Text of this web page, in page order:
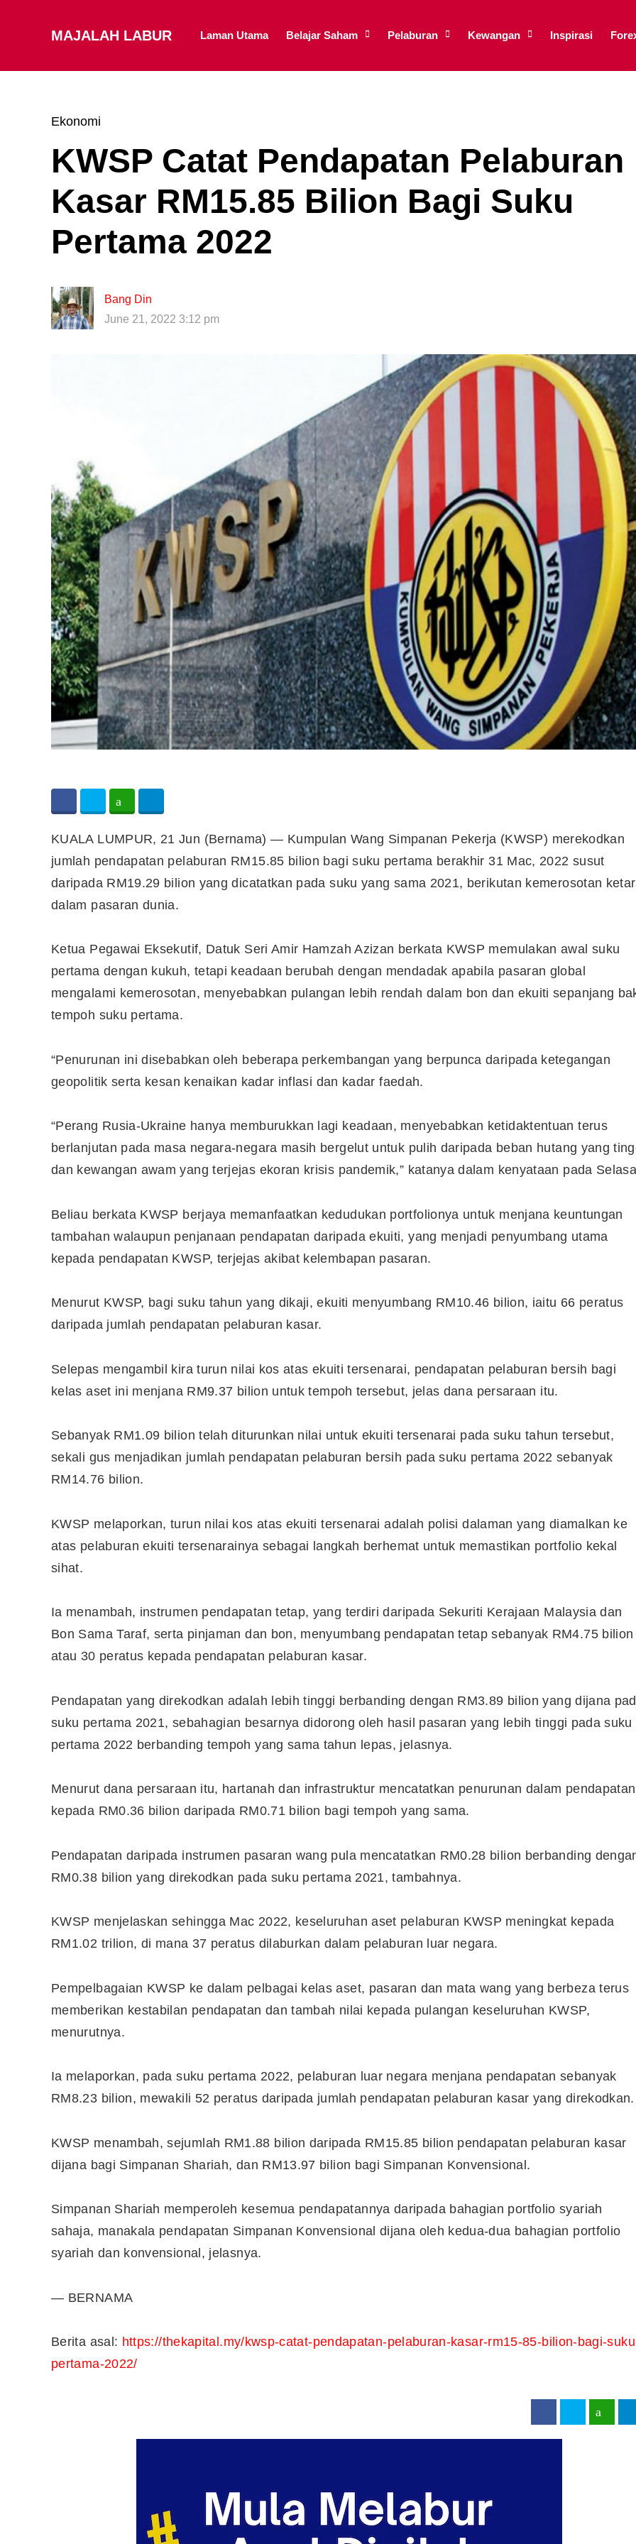
MAJALAH LABUR Laman Utama Belajar Saham Pelaburan Kewangan Inspirasi
Ekonomi
KWSP Catat Pendapatan Pelaburan
Kasar RM15.85 Bilion Bagi Suku
Pertama 2022
Bang Din
June 21, 2022 3:12 pm
KUALA LUMPUR, 21 Jun (Bernama) — Kumpulan Wang Simpanan Pekerja (KWSP) merekodkan
jumlah pendapatan pelaburan RM15.85 bilion bagi suku pertama berakhir 31 Mac, 2022 susut
daripada RM19.29 bilion yang dicatatkan pada suku yang sama 2021, berikutan kemerosotan
dalam pasaran dunia.
Ketua Pegawai Eksekutif, Datuk Seri Amir Hamzah Azizan berkata KWSP memulakan awal suku
pertama dengan kukuh, tetapi keadaan berubah dengan mendadak apabila pasaran global
mengalami kemerosotan, menyebabkan pulangan lebih rendah dalam bon dan ekuiti sepanjang
tempoh suku pertama.
“Penurunan ini disebabkan oleh beberapa perkembangan yang berpunca daripada ketegangan
geopolitik serta kesan kenaikan kadar inflasi dan kadar faedah.
“Perang Rusia-Ukraine hanya memburukkan lagi keadaan, menyebabkan ketidaktentuan terus
berlanjutan pada masa negara-negara masih bergelut untuk pulih daripada beban hutang yang
dan kewangan awam yang terjejas ekoran krisis pandemik,” katanya dalam kenyataan pada
Beliau berkata KWSP berjaya memanfaatkan kedudukan portfolionya untuk menjana keuntungan
tambahan walaupun penjanaan pendapatan daripada ekuiti, yang menjadi penyumbang utama
kepada pendapatan KWSP, terjejas akibat kelembapan pasaran.
Menurut KWSP, bagi suku tahun yang dikaji, ekuiti menyumbang RM10.46 bilion, iaitu 66 peratus
daripada jumlah pendapatan pelaburan kasar.
Selepas mengambil kira turun nilai kos atas ekuiti tersenarai, pendapatan pelaburan bersih bagi
kelas aset ini menjana RM9.37 bilion untuk tempoh tersebut, jelas dana persaraan itu.
Sebanyak RM1.09 bilion telah diturunkan nilai untuk ekuiti tersenarai pada suku tahun tersebut,
sekali gus menjadikan jumlah pendapatan pelaburan bersih pada suku pertama 2022 sebanyak
RM14.76 bilion.
KWSP melaporkan, turun nilai kos atas ekuiti tersenarai adalah polisi dalaman yang diamalkan ke
atas pelaburan ekuiti tersenarainya sebagai langkah berhemat untuk memastikan portfolio kekal
sihat.
Ia menambah, instrumen pendapatan tetap, yang terdiri daripada Sekuriti Kerajaan Malaysia dan
Bon Sama Taraf, serta pinjaman dan bon, menyumbang pendapatan tetap sebanyak RM4.75 bilion
atau 30 peratus kepada pendapatan pelaburan kasar.
Pendapatan yang direkodkan adalah lebih tinggi berbanding dengan RM3.89 bilion yang dijana
suku pertama 2021, sebahagian besarnya didorong oleh hasil pasaran yang lebih tinggi pada suku
pertama 2022 berbanding tempoh yang sama tahun lepas, jelasnya.
Menurut dana persaraan itu, hartanah dan infrastruktur mencatatkan penurunan dalam pendapatan
kepada RM0.36 bilion daripada RM0.71 bilion bagi tempoh yang sama.
Pendapatan daripada instrumen pasaran wang pula mencatatkan RM0.28 bilion berbanding
RM0.38 bilion yang direkodkan pada suku pertama 2021, tambahnya.
KWSP menjelaskan sehingga Mac 2022, keseluruhan aset pelaburan KWSP meningkat kepada
RM1.02 trilion, di mana 37 peratus dilaburkan dalam pelaburan luar negara.
Pempelbagaian KWSP ke dalam pelbagai kelas aset, pasaran dan mata wang yang berbeza terus
memberikan kestabilan pendapatan dan tambah nilai kepada pulangan keseluruhan KWSP,
menurutnya.
Ia melaporkan, pada suku pertama 2022, pelaburan luar negara menjana pendapatan sebanyak
RM8.23 bilion, mewakili 52 peratus daripada jumlah pendapatan pelaburan kasar yang direkodkan.
KWSP menambah, sejumlah RM1.88 bilion daripada RM15.85 bilion pendapatan pelaburan kasar
dijana bagi Simpanan Shariah, dan RM13.97 bilion bagi Simpanan Konvensional.
Simpanan Shariah memperoleh kesemua pendapatannya daripada bahagian portfolio syariah
sahaja, manakala pendapatan Simpanan Konvensional dijana oleh kedua-dua bahagian portfolio
syariah dan konvensional, jelasnya.
— BERNAMA
Berita asal: https://thekapital.my/kwsp-catat-pendapatan-pelaburan-kasar-rm15-85-bilion-bagi-
pertama-2022/
Editor Picks
Ini 15 Panduan Beginner
Cara Buka Akaun Saham
10 Aplikasi Perlu Ada Dalam
Telefon Seorang Pelabur
Syarikat Yang Beri Dividen